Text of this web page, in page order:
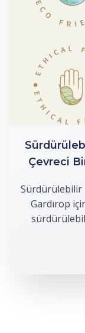
Çevreci
Sürdürülebilir
Gardırop